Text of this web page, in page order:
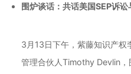
围炉谈话：共话美国SEP诉
3月13日下午，紫藤知识产权
管理合伙人Timothy Devlin，